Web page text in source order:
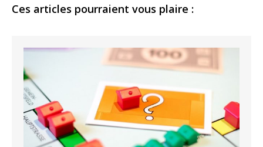
Ces articles pourraient vous plaire :